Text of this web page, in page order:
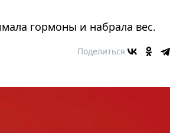
гормоны и набрала вес.
Поделиться